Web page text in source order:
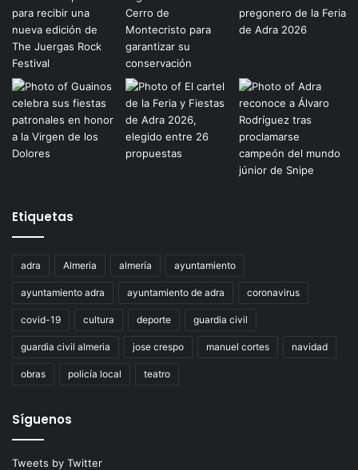
Etiquetas
adra Almeria almería ayuntamiento
ayuntamiento adra ayuntamiento de adra coronavirus
covid-19 cultura deporte guardia civil
guardia civil almeria jose crespo manuel cortes navidad
obras policía local teatro
Síguenos
Tweets by Twitter